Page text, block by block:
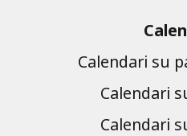
Calendari su
Calendari
Calendari